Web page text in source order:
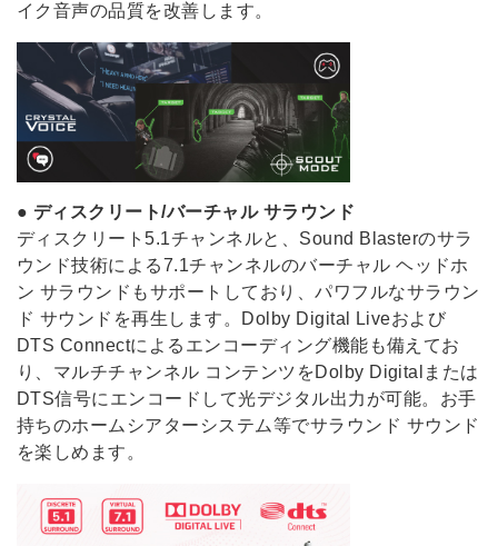
イク音声の品質を改善します。
● ディスクリート/バーチャル サラウンド
ディスクリート5.1チャンネルと、Sound Blasterのサラ
ウンド技術による7.1チャンネルのバーチャル ヘッドホ
ン サラウンドもサポートしており、パワフルなサラウン
ド サウンドを再生します。Dolby Digital Liveおよび
DTS Connectによるエンコーディング機能も備えてお
り、マルチチャンネル コンテンツをDolby Digitalまたは
DTS信号にエンコードして光デジタル出力が可能。お手
持ちのホームシアターシステム等でサラウンド サウンド
を楽しめます。